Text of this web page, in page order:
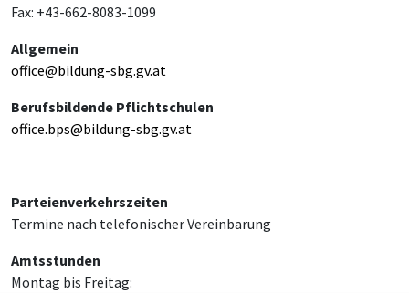
Fax: +43-662-8083-1099
Allgemein
office@bildung-sbg.gv.at
Berufsbildende Pflichtschulen
office.bps@bildung-sbg.gv.at
Parteienverkehrszeiten
Termine nach telefonischer Vereinbarung
Amtsstunden
Montag bis Freitag: